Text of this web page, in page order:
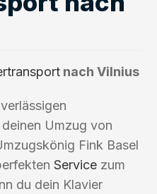
nach Vilnius
Umzug von
Fink Basel
Service zum
du dein Klavier